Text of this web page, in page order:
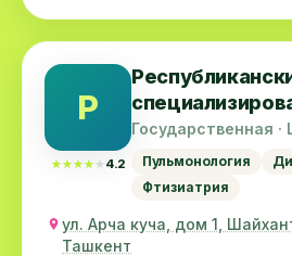
Р
★★★★★
★★★★★ 4.2
практический
центр
пульмонологии
Государственная
Пульмонология
Фтизиатрия
ул. Арча куча, дом 1,
Ташкент